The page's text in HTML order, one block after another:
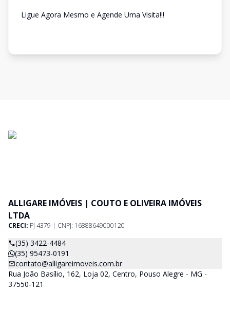
Ligue Agora Mesmo e Agende Uma Visita!!!
ALLIGARE IMÓVEIS | COUTO E OLIVEIRA IMÓVEIS
LTDA
CRECI: PJ 4379 | CNPJ: 16888649000120
(35) 3422-4484
(35) 95473-0191
contato@alligareimoveis.com.br
Rua João Basílio, 162, Loja 02, Centro, Pouso Alegre - MG -
37550-121